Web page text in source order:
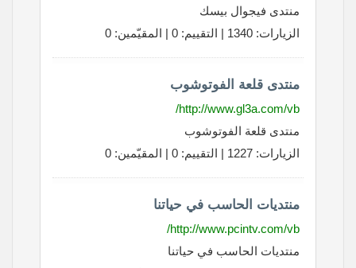
منتدى فيجوال بيسك
الزيارات: 1340 | التقييم: 0 | المقيّمين: 0
منتدى قلعة الفوتوشوب
http://www.gl3a.com/vb/
منتدى قلعة الفوتوشوب
الزيارات: 1227 | التقييم: 0 | المقيّمين: 0
منتديات الحاسب في حياتنا
http://www.pcintv.com/vb/
منتديات الحاسب في حياتنا